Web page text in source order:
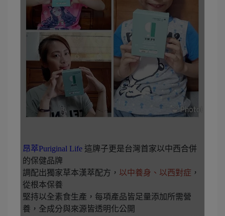
昂萃Puriginal Life 這牌子更是台灣首家以中西合併
的保健品牌
調配出獨家草本漢萃配方， 以中養身、以西對症 ，
從根本保養️
堅持以全素食生產，每項產品皆足量添加所需營
養，全成分與來源皆透明化公開